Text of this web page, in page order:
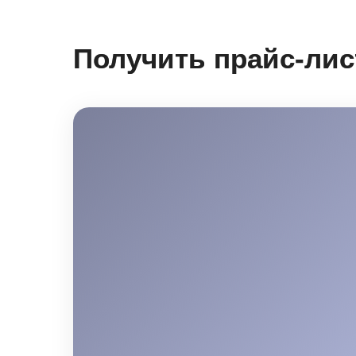
Получить прайс-